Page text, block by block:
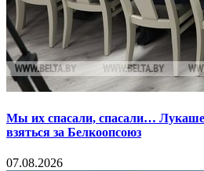
Мы их спасали, спасали…
взяться за Белкоопсоюз
07.08.2026